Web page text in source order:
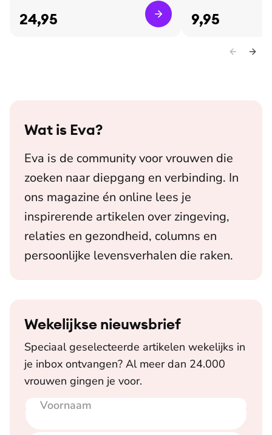
24,95 9,95
Wat is Eva?
Eva is de community voor vrouwen die
zoeken naar diepgang en verbinding. In
ons magazine én online lees je
inspirerende artikelen over zingeving,
relaties en gezondheid, columns en
persoonlijke levensverhalen die raken.
Wekelijkse nieuwsbrief
Speciaal geselecteerde artikelen wekelijks in
je inbox ontvangen? Al meer dan 24.000
vrouwen gingen je voor.
Voornaam
E-mailadres